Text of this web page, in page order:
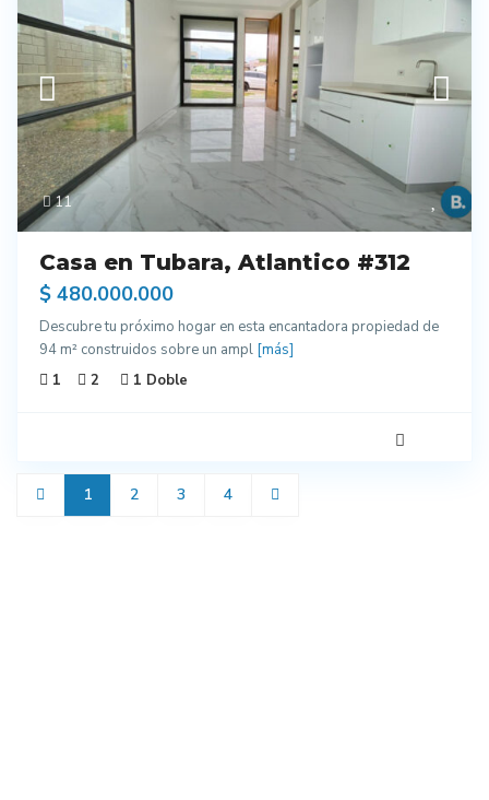
11
Casa en Tubara, Atlantico #312
$ 480.000.000
Descubre tu próximo hogar en esta encantadora propiedad de
94 m² construidos sobre un ampl [más]
1
2 1 Doble
1 2 3 4